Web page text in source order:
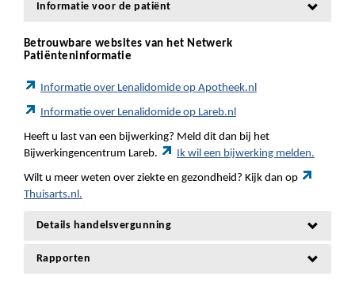
Informatie voor de patiënt
Betrouwbare websites van het Netwerk
Patiënteninformatie
Informatie over Lenalidomide op Apotheek.nl
Informatie over Lenalidomide op Lareb.nl
Heeft u last van een bijwerking? Meld dit dan bij het
Bijwerkingencentrum Lareb.
Ik wil een bijwerking melden.
Wilt u meer weten over ziekte en gezondheid? Kijk dan op
Thuisarts.nl.
Details handelsvergunning
Rapporten